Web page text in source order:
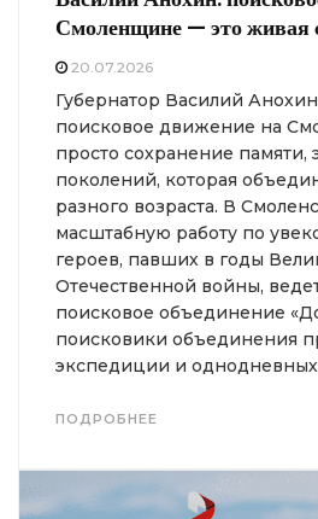
Смоленщине — это живая
20.07.2026
Губернатор Василий Анохин
поисковое движение на
просто сохранение памяти,
поколений, которая
разного возраста. В
масштабную работу по
героев, павших в годы
Отечественной войны,
поисковое объединение
поисковики объединения
экспедиции и
ПОДРОБНЕЕ